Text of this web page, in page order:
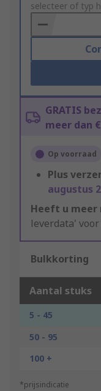
to
Basket
selecteer of typ
GRATIS
meer dan
Op voorraad
Plus
augustus
Heeft u meer
leverdata'
Bulkkorting
Aantal stuks
5 - 45
50 - 95
100 +
*prijsindicatie